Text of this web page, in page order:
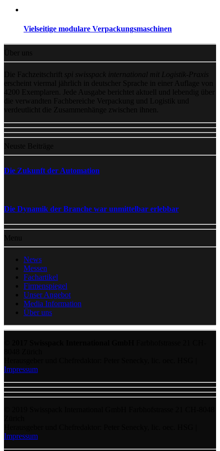
Vielseitige modulare Verpackungsmaschinen
Über uns
Die Fachzeitschrift
spi swisspack international mit Logistik-Praxis
erscheint viermal jährlich in deutscher Sprache in einer Auflage von
4200 Exemplaren. Jede Ausgabe berichtet aktuell und lebendig über
die verwandten Fachbereiche Verpackung und Logistik und
verdeutlicht die Zusammenhänge zwischen ihnen.
Neuste Beiträge
Die Zukunft der Automation
Die Dynamik der Branche war unmittelbar erlebbar
Menu
News
Messen
Fachartikel
Firmenspiegel
Unser Angebot
Media Information
Über uns
Impressum
Impressum